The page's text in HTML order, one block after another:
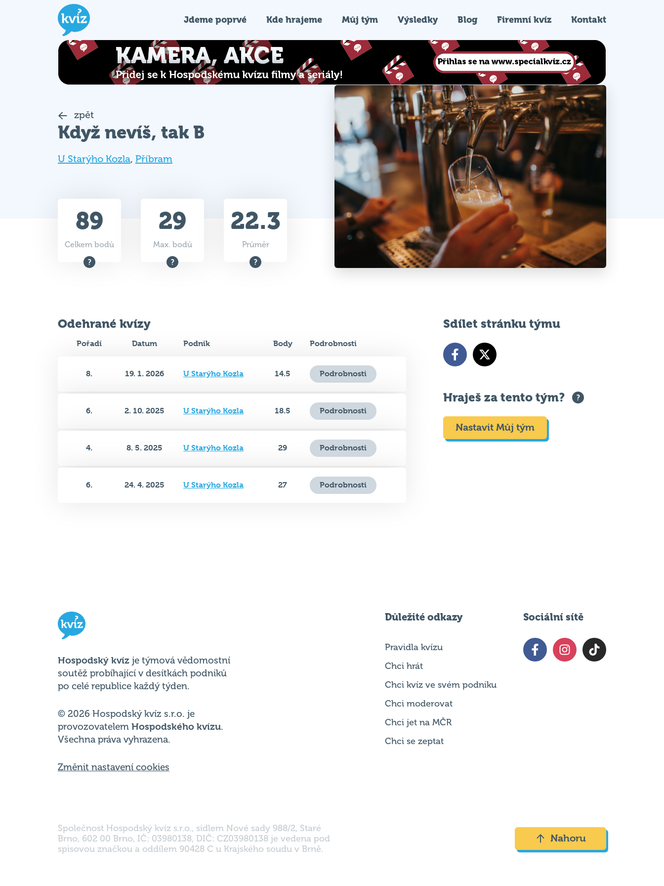
Jdeme poprvé Kde hrajeme Můj tým Výsledky Blog Firemní kvíz Kontakt
zpět
Když nevíš, tak B
U Starýho Kozla, Příbram
89
Celkem bodů
29
Max. bodů
22.3
Průměr
Odehrané kvízy
Pořadí Datum Podnik Body Podrobnosti
8. 19. 1. 2026 U Starýho Kozla 14.5 Podrobnosti
6. 2. 10. 2025 U Starýho Kozla 18.5 Podrobnosti
4. 8. 5. 2025 U Starýho Kozla 29 Podrobnosti
6. 24. 4. 2025 U Starýho Kozla 27 Podrobnosti
Sdílet stránku týmu
Hraješ za tento tým?
Nastavit Můj tým
Hospodský kvíz je týmová vědomostní
soutěž probíhající v desítkách podniků
po celé republice každý týden.
© 2026 Hospodský kvíz s.r.o. je
provozovatelem Hospodského kvízu.
Všechna práva vyhrazena.
Změnit nastavení cookies
Důležité odkazy
Pravidla kvízu
Chci hrát
Chci kvíz ve svém podniku
Chci moderovat
Chci jet na MČR
Chci se zeptat
Sociální sítě
Společnost Hospodský kvíz s.r.o., sídlem Nové sady 988/2, Staré
Brno, 602 00 Brno, IČ: 03980138, DIČ: CZ03980138 je vedena pod
spisovou značkou a oddílem 90428 C u Krajského soudu v Brně.
Nahoru